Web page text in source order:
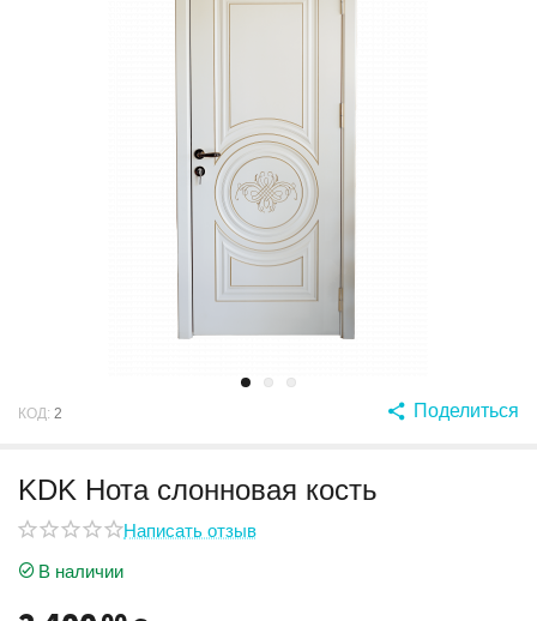
КОД: 2 Поделиться
KDK Нота слонновая кость
Написать отзыв
В наличии